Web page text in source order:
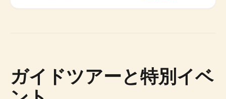
ガイドツアーと特別イベ